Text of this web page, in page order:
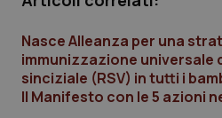
Calabria
Campania
Emilia-Romagna
Asma & BPCO
Car-T
Colesterolo &
Nasce Alleanza per una
immunizzazione universale
sinciziale (RSV) in tutti i
Il Manifesto con le 5 azioni